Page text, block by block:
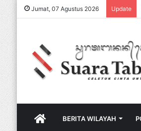
Jumat, 07 Agustus 2026 Update
HOMEBERITA WILAYAH